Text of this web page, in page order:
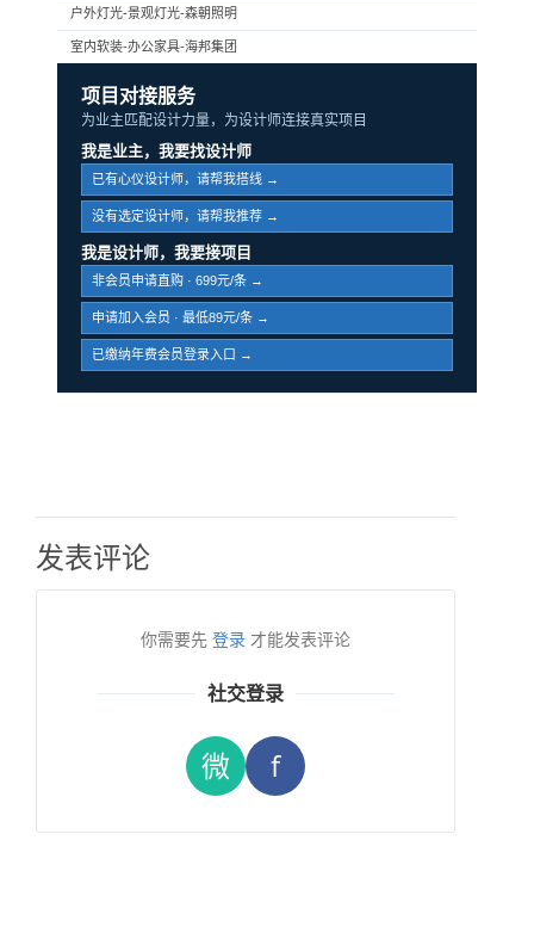
户外灯光-景观灯光-森朝照明
室内软装-办公家具-海邦集团
项目对接服务
为业主匹配设计力量，为设计师连接真实项目
我是业主，我要找设计师
已有心仪设计师，请帮我搭线 →
没有选定设计师，请帮我推荐 →
我是设计师，我要接项目
非会员申请直购 · 699元/条 →
申请加入会员 · 最低89元/条 →
已缴纳年费会员登录入口 →
发表评论
你需要先 登录 才能发表评论
社交登录
微 f